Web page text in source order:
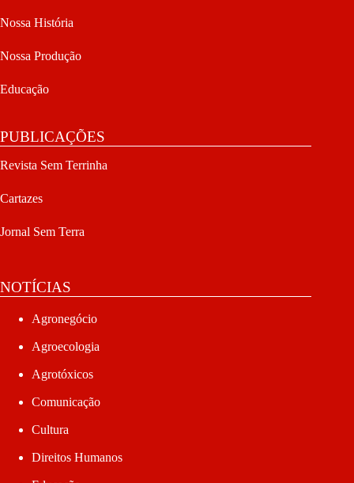
Nossa História
Nossa Produção
Educação
PUBLICAÇÕES
Revista Sem Terrinha
Cartazes
Jornal Sem Terra
NOTÍCIAS
Agronegócio
Agroecologia
Agrotóxicos
Comunicação
Cultura
Direitos Humanos